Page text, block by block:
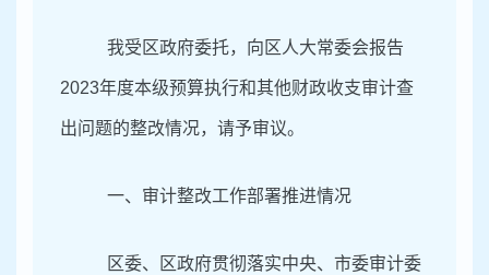
我受区政府委托，向区人大常委会报告
2023年度本级预算执行和其他财政收支审计查
出问题的整改情况，请予审议。
一、审计整改工作部署推进情况
区委、区政府贯彻落实中央、市委审计委